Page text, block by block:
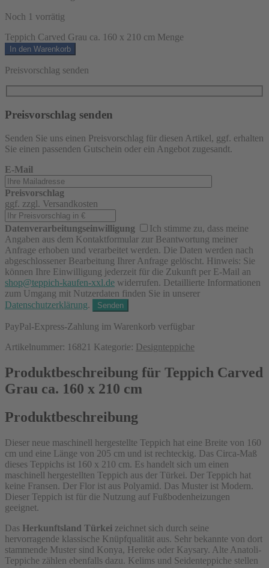
Noch 1 vorrätig
Teppich Carved Grau ca. 160 x 210 cm Menge
In den Warenkorb
Preisvorschlag senden
Preisvorschlag senden
Senden Sie uns einen Preisvorschlag für diesen Artikel, ggf. erhalten
Sie einen passenden Gutschein oder ein Angebot zugesandt.
E-Mail
Preisvorschlag
ggf. zzgl. Versandkosten
Datenverarbeitungseinwilligung
Ich stimme zu, dass meine
Angaben aus dem Kontaktformular zur Beantwortung meiner
Anfrage erhoben und verarbeitet werden. Die Daten werden nach
abgeschlossener Bearbeitung Ihrer Anfrage gelöscht. Hinweis: Sie
können Ihre Einwilligung jederzeit für die Zukunft per E-Mail an
shop@teppich-kaufen-xxl.de widerrufen. Detaillierte Informationen
zum Umgang mit Nutzerdaten finden Sie in unserer
Datenschutzerklärung.
PayPal-Express-Zahlung im Warenkorb verfügbar
Artikelnummer: 16821 Kategorie: Designteppiche
Produktbeschreibung für Teppich Carved
Grau ca. 160 x 210 cm
Produktbeschreibung
Dieser neue maschinell hergestellte Teppich hat eine Breite von 160
cm und eine Länge von 205 cm und ist rechteckig. Das Circa-Maß
dieses Teppichs ist 160 x 210 cm. Es handelt sich um einen
maschinell hergestellten Teppich aus der Türkei. Der Teppich hat
keine Fransen. Der Flor ist aus Polyamid. Das Muster ist Modern.
Dieser Teppich ist für die Nutzung auf Fußbodenheizungen
geeignet.
Das Herkunftsland Türkei zeichnet sich durch seine
hervorragende klassische Knüpfqualität aus. Sehr bekannte von dort
stammende Muster sind Konya, Hereke oder Kaysary. Alte Anatoli-
Teppiche zählen ebenfalls dazu. Kelims und Seidenteppiche stellen